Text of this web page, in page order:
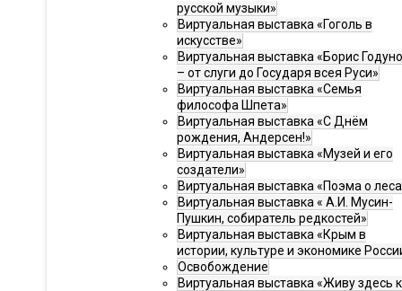
русской музыки»
Виртуальная выставка «Гоголь в
искусстве»
Виртуальная выставка «Борис
– от слуги до Государя всея Руси»
Виртуальная выставка «Семья
философа Шпета»
Виртуальная выставка «С Днём
рождения, Андерсен!»
Виртуальная выставка «Музей и его
создатели»
Виртуальная выставка «Поэма о
Виртуальная выставка « А.И. Мусин-
Пушкин, собиратель редкостей»
Виртуальная выставка «Крым в
истории, культуре и экономике
Освобождение
Виртуальная выставка «Живу здесь